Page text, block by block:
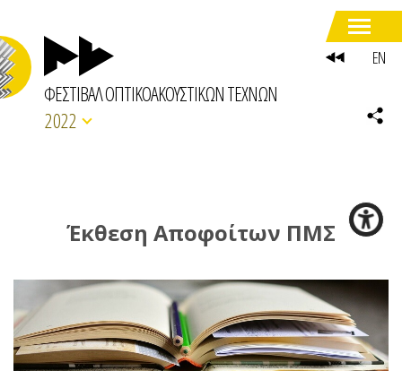
ΦΕΣΤΙΒΑΛ ΟΠΤΙΚΟΑΚΟΥΣΤΙΚΩΝ ΤΕΧΝΩΝ
2022
Έκθεση Αποφοίτων ΠΜΣ
EN